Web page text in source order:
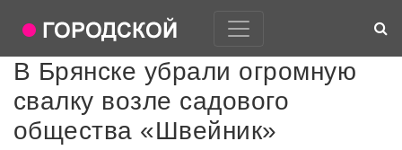
В Брянске убрали огромную
свалку возле садового
общества «Швейник»